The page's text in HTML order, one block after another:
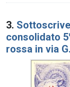
3.
consolidato
rossa in via